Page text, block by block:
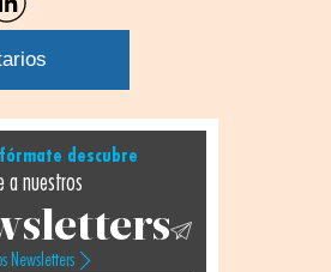
Compartir
por
Linkedin
descubre
a nuestros
Newsletters